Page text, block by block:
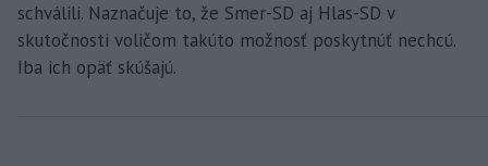
schválili. Naznačuje to, že Smer-SD aj Hlas-SD v
skutočnosti voličom takúto možnosť poskytnúť nechcú.
Iba ich opäť skúšajú.